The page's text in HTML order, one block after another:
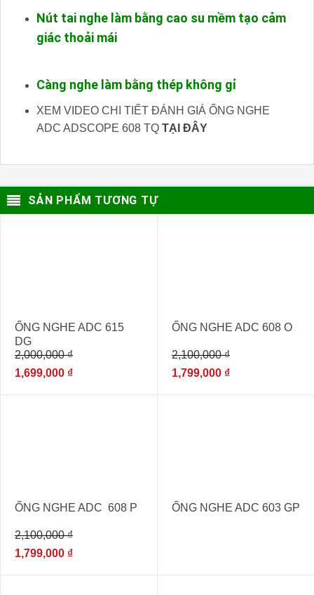
Nút tai nghe làm bằng cao su mềm tạo cảm
giác thoải mái
Càng nghe làm bằng thép không gỉ
XEM VIDEO CHI TIẾT ĐÁNH GIÁ ỐNG NGHE
ADC ADSCOPE 608 TQ TẠI ĐÂY
SẢN PHẨM TƯƠNG TỰ
ỐNG NGHE ADC 615
DG
2,000,000₫
1,699,000 ₫
ỐNG NGHE ADC 608 O
2,100,000₫
1,799,000 ₫
ỐNG NGHE ADC 608 P
2,100,000₫
1,799,000 ₫
ỐNG NGHE ADC 603 GP